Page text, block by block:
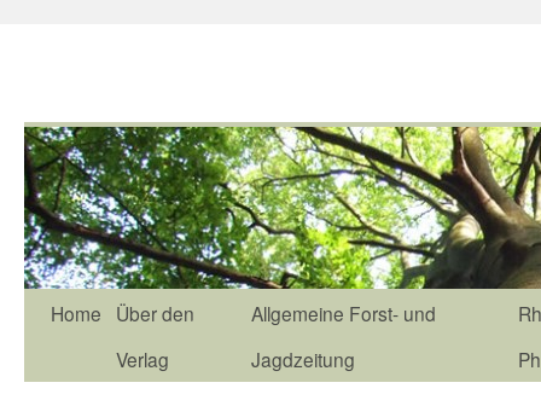
Home
Über den
Verlag
Allgemeine Forst- und
Jagdzeitung